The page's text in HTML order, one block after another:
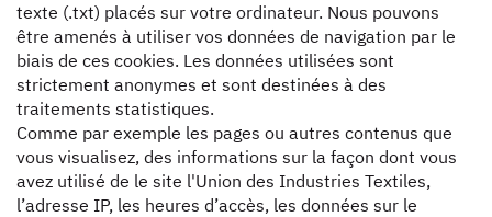
texte (.txt) placés sur votre ordinateur. Nous pouvons
être amenés à utiliser vos données de navigation par le
biais de ces cookies. Les données utilisées sont
strictement anonymes et sont destinées à des
traitements statistiques.
Comme par exemple les pages ou autres contenus que
vous visualisez, des informations sur la façon dont vous
avez utilisé de le site l'Union des Industries Textiles,
l’adresse IP, les heures d’accès, les données sur le